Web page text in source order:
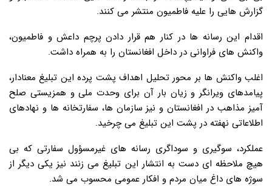
گزارش هایی را علیه فاطمیون منتشر می کنند.
اقدام این رسانه ها در کنار هم قرار دادن پرچم داعش و فاطمیون،
واکنش های فراوانی در داخل افغانستان را به همراه داشت.
اغلب واکنش ها بر محور تحلیل اهداف پشت پرده این تبلیغ معنادار،
پیامدهای ویرانگر و زیان بار آن برای وحدت ملی و همزیستی صلح
آمیز مذاهب در افغانستان و نیز سازمان ها، سفارتخانه ها و نهادهای
اطلاعاتی نهفته در پشت این تبلیغ می چرخید.
عملکرد، سوگیری و سوداگری رسانه های غیرمسؤول سفارتی که بی
هیچ ملاحظه ای دست به انتشار این تبلیغ می زنند نیز یکی دیگر از
سوژه های داغ میان مردم و افکار عمومی محسوب می شد.